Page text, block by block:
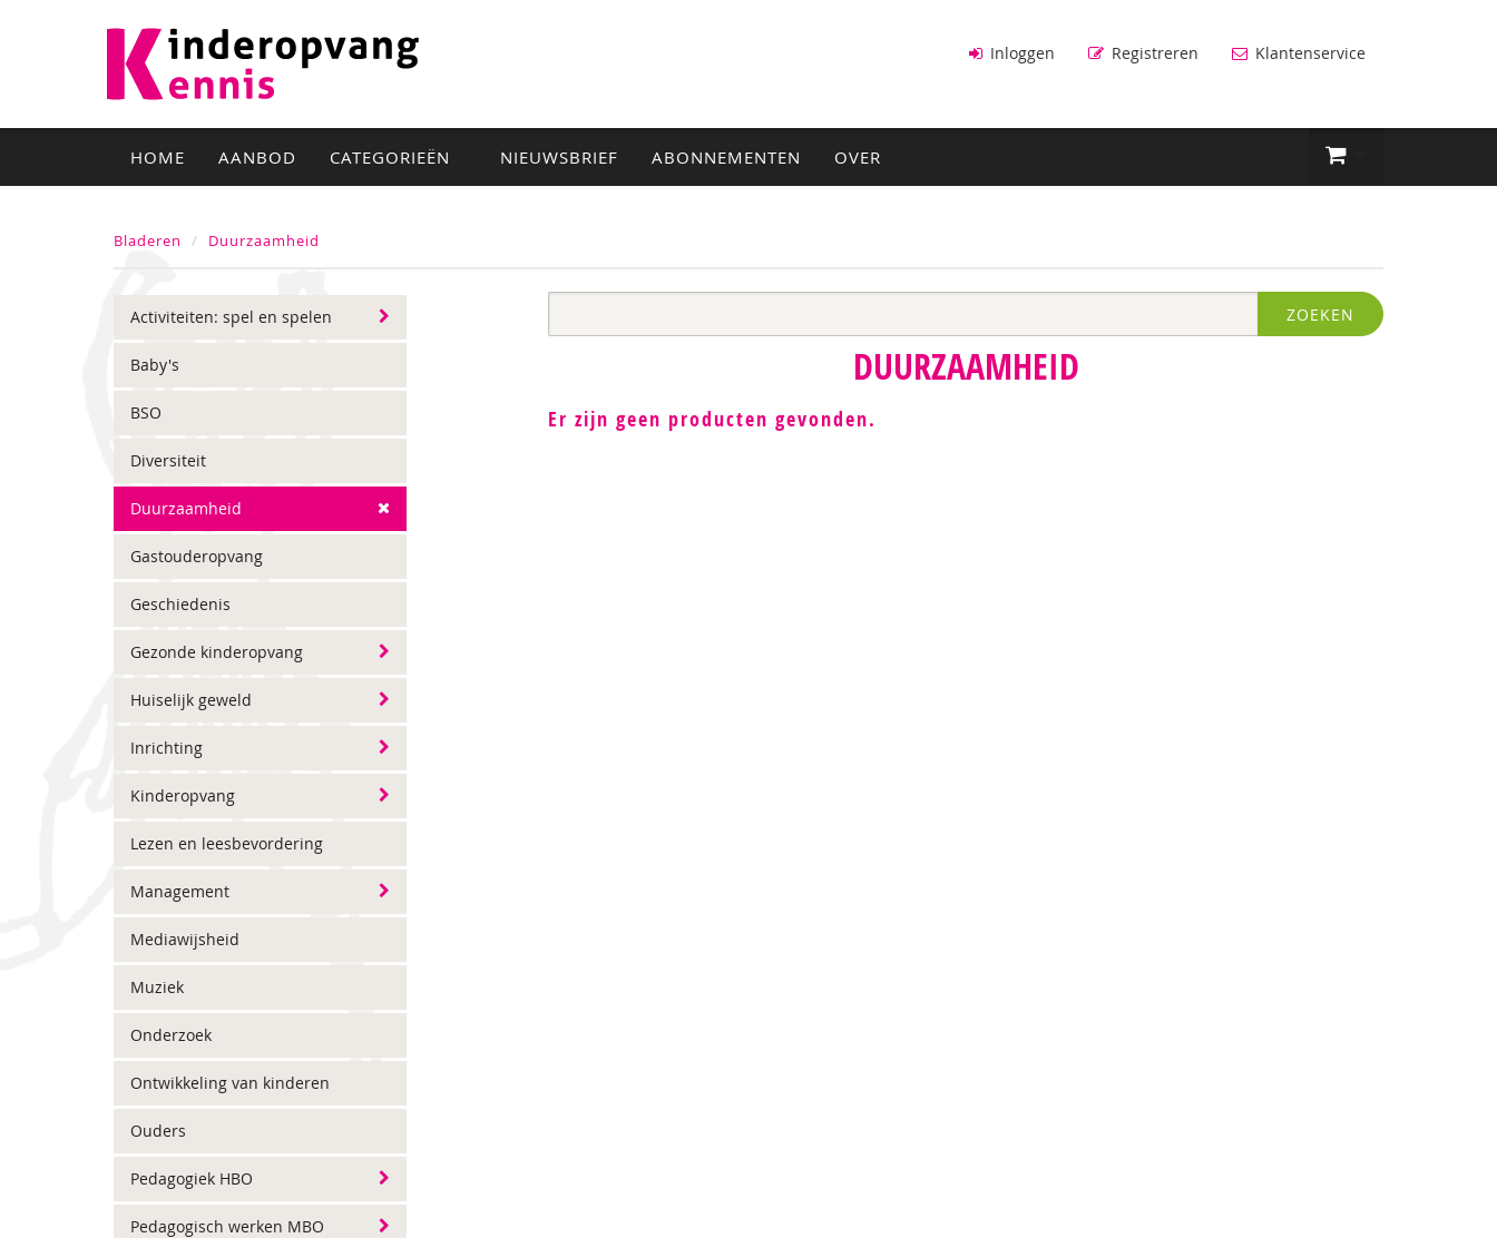
Inloggen Registreren Klantenservice
HOME AANBOD CATEGORIEËN NIEUWSBRIEF ABONNEMENTEN OVER
Bladeren Duurzaamheid
Activiteiten: spel en spelen
Baby's
BSO
Diversiteit
Duurzaamheid
Gastouderopvang
Geschiedenis
Gezonde kinderopvang
Huiselijk geweld
Inrichting
Kinderopvang
Lezen en leesbevordering
Management
Mediawijsheid
Muziek
Onderzoek
Ontwikkeling van kinderen
Ouders
Pedagogiek HBO
Pedagogisch werken MBO
ZOEKEN
DUURZAAMHEID
Er zijn geen producten gevonden.